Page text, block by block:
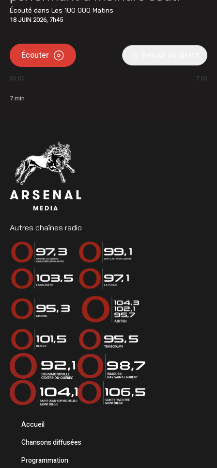
Écouté dans Les 100 000 Matins
18 JUIN 2026, 7h45
Écouter
00:00 7:00
7min
Autres chaînes radio
Accueil
Chansons diffusées
Programmation